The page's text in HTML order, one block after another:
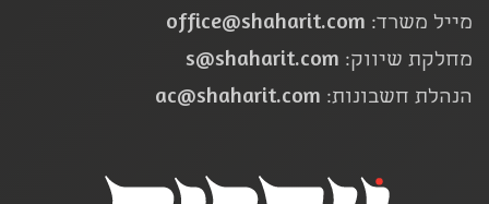
מייל משרד: office@shaharit.com
מחלקת שיווק: s@shaharit.com
הנהלת חשבונות: ac@shaharit.com